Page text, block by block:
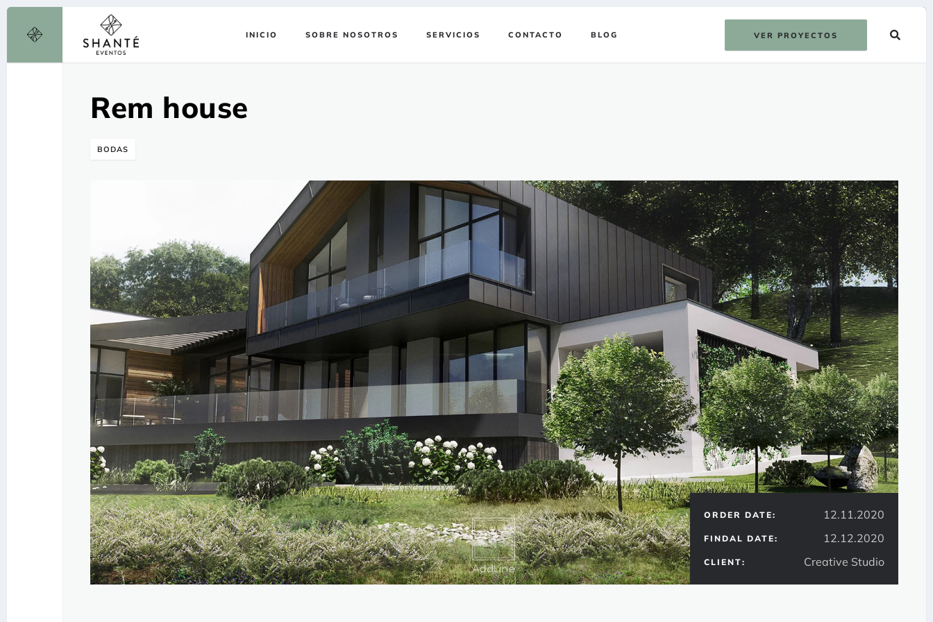
INICIO SOBRE NOSOTROS SERVICIOS CONTACTO BLOG VER PROYECTOS
Rem house
BODAS
ORDER DATE: 12.11.2020
FINDAL DATE: 12.12.2020
CLIENT: Creative Studio